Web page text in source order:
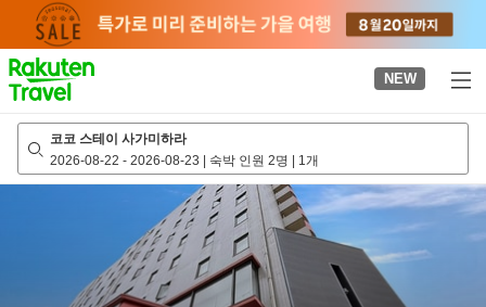
page
NEW
코코 스테이 사가미하라
2026-08-22 - 2026-08-23 | 숙박 인원 2명 | 1개